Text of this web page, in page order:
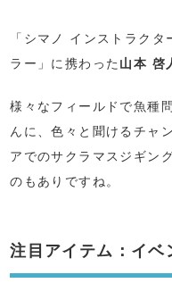
「シマノ インストラク
ラー」に携わった 山本 啓
様々なフィールドで魚種
んに、色々と聞けるチャ
アでのサクラマスジギン
のもありですね。
注目アイテム：イベ